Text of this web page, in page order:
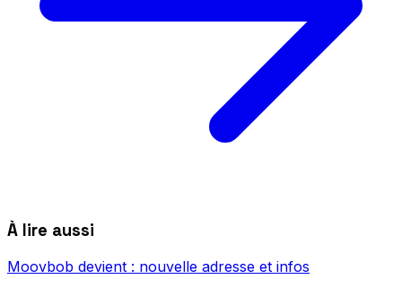
À lire aussi
Moovbob devient : nouvelle adresse et infos